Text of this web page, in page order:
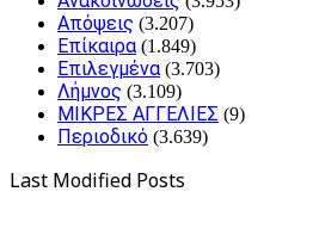
Απόψεις (3.207)
Επίκαιρα (1.849)
Επιλεγμένα (3.703)
Λήμνος (3.109)
ΜΙΚΡΕΣ ΑΓΓΕΛΙΕΣ (9)
Περιοδικό (3.639)
Last Modified Posts